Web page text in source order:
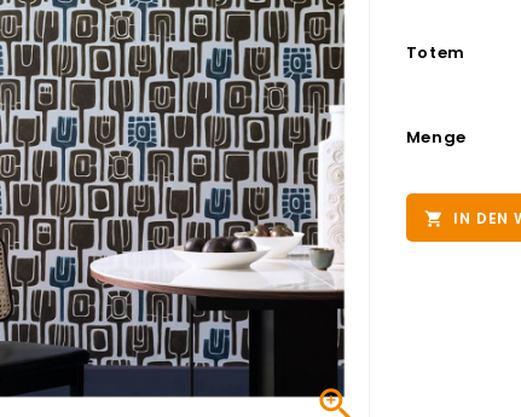

Totem
Menge
 IN DEN